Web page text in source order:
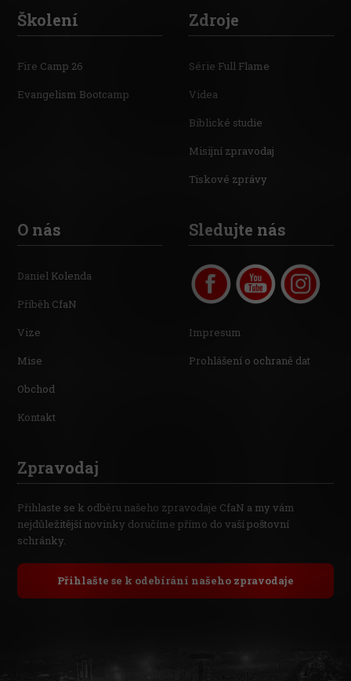
Školení
Fire Camp 26
Evangelism Bootcamp
Zdroje
Série Full Flame
Videa
Biblické studie
Misijní zpravodaj
Tiskové zprávy
O nás
Daniel Kolenda
Příběh CfaN
Vize
Mise
Obchod
Kontakt
Sledujte nás
Impresum
Prohlášení o ochraně dat
Zpravodaj
Přihlaste se k odběru našeho zpravodaje CfaN a my vám
nejdůležitější novinky doručíme přímo do vaší poštovní
schránky.
Přihlašte se k odebírání našeho zpravodaje